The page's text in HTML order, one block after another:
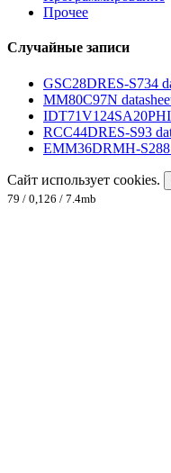
Прочее
Случайные записи
GSC28DRES-S734
MM80C97N
RCC44DRES-S93
EMM36DRMH-S288
Сайт использует cookies.
79 / 0,126 / 7.4mb